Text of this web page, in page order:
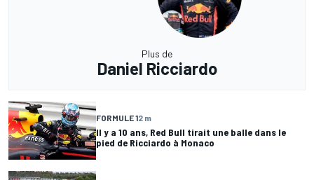
Plus de
Daniel Ricciardo
FORMULE 12 m
Il y a 10 ans, Red Bull tirait une balle dans le
pied de Ricciardo à Monaco